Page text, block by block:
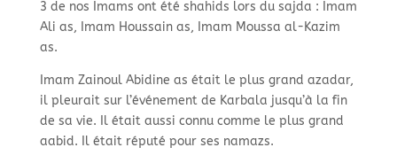
3 de nos Imams ont été shahids lors du sajda : Imam
Ali as, Imam Houssain as, Imam Moussa al-Kazim
as.
Imam Zainoul Abidine as était le plus grand azadar,
il pleurait sur l’événement de Karbala jusqu’à la fin
de sa vie. Il était aussi connu comme le plus grand
aabid. Il était réputé pour ses namazs.